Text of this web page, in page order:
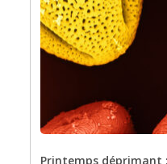
Printemps déprimant